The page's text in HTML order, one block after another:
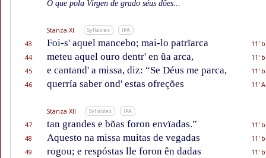
O que pola Virgen de grado séus dões...
Stanza XI Syllables IPA
43 Foi-s' aquel mancebo; mai-lo patrïarca
11' b
44
meteu aquel ouro dentr' en ũa arca,
11' b
45
e cantand' a missa, diz: “Se Déus me parca,
11' b
46
querría saber ond' estas ofreções 11' A
Stanza XII Syllables IPA
47 tan grandes e bõas foron envïadas.”
11' b
48
Aquesto na missa muitas de vegadas
11' b
49
rogou; e respóstas lle foron ên dadas
11' b